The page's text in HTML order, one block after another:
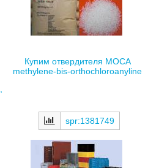
Купим отвердителя MOCA
methylene-bis-orthochloroanyline
spr:1381749